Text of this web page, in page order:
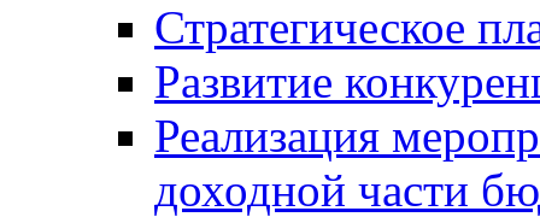
Стратегическое
Развитие
Реализация
доходной части